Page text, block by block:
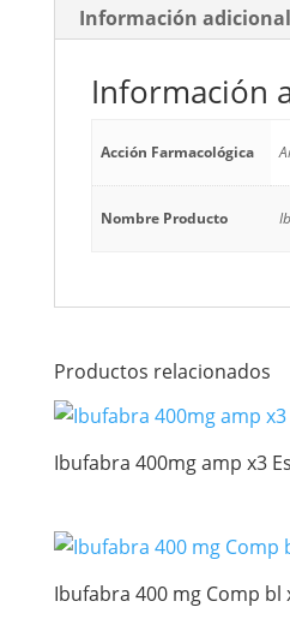
Información adicional
Información
Acción Farmacológica
Nombre Producto
Productos relacionados
Ibufabra 400mg amp x3
Ibufabra 400 mg Comp bl